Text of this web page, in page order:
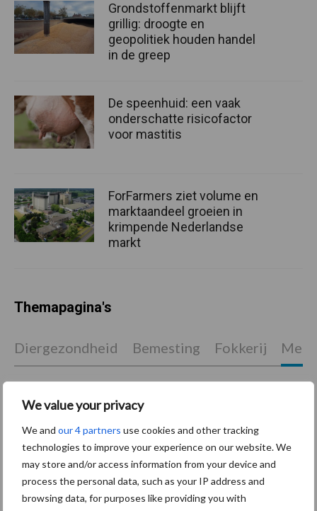
We value your privacy
We and our 4 partners use cookies and other tracking
technologies to improve your experience on our website. We
may store and/or access information from your device and
process the personal data, such as your IP address and
browsing data, for purposes like providing you with
Grondstoffenmarkt blijft
grillig: droogte en
geopolitiek houden handel
in de greep
De speenhuid: een vaak
onderschatte risicofactor
voor mastitis
ForFarmers ziet volume en
marktaandeel groeien in
krimpende Nederlandse
markt
Themapagina's
Diergezondheid Bemesting Fokkerij
Bedrijfsnieuws
Voerhekken